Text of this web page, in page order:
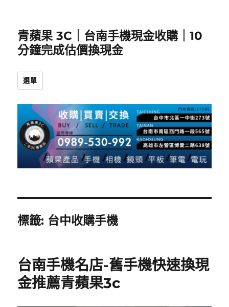
青蘋果 3C｜台南手機現金收購｜10
分鐘完成估價換現金
選單
標籤: 台中收購手機
台南手機名店-舊手機快速換現
金推薦青蘋果3c